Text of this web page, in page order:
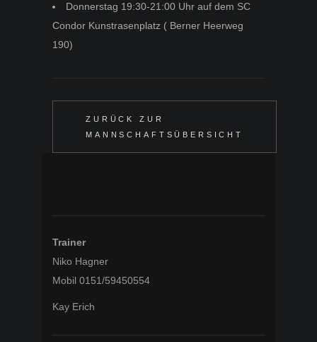
Donnerstag 19:30-21:00 Uhr auf dem SC
Condor Kunstrasenplatz ( Berner Heerweg
190)
ZURÜCK ZUR
MANNSCHAFTSÜBERSICHT
Trainer
Niko Hagner
Mobil 0151/59450554
Kay Erich